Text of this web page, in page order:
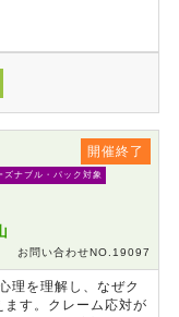
開催終了
ズナブル・パック対象
お問い合わせNO.19097
理を理解し、なぜク
す。クレーム応対が